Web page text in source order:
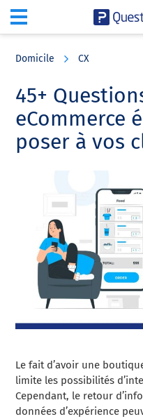
content
sidebar
Domicile CX
45+
eCommerce
poser à vos
Le fait d’avoir une
limite les possibilités
Cependant, le retour
données d’expérience